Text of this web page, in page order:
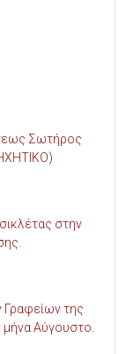
Σωτήρος
στην
της
Αύγουστο.